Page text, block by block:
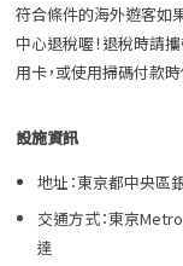
符合條件的海外遊客如
中心退稅喔！退稅時請
用卡，或使用掃碼付款時
設施資訊
地址：東京都中央區
交通方式：東京
達